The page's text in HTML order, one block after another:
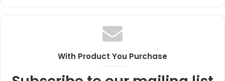
With Product You Purchase